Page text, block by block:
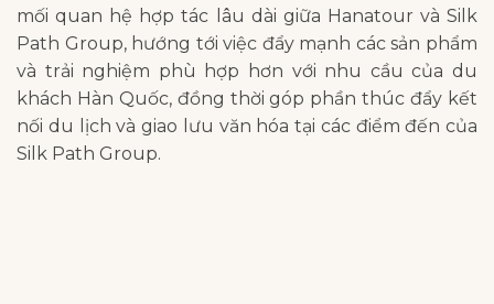
mối quan hệ hợp tác lâu dài giữa Hanatour và Silk
Path Group, hướng tới việc đẩy mạnh các sản phẩm
và trải nghiệm phù hợp hơn với nhu cầu của du
khách Hàn Quốc, đồng thời góp phần thúc đẩy kết
nối du lịch và giao lưu văn hóa tại các điểm đến của
Silk Path Group.